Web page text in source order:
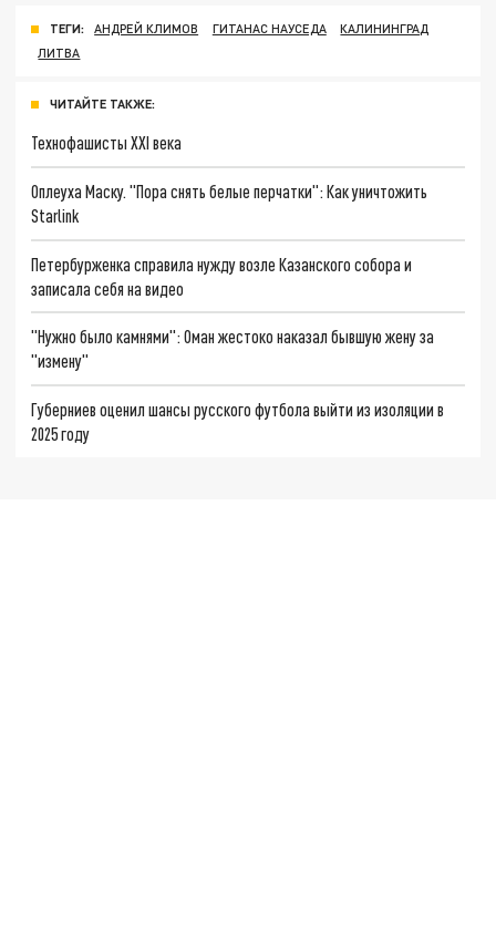
ТЕГИ: АНДРЕЙ КЛИМОВ ГИТАНАС НАУСЕДА
КАЛИНИНГРАД
ЛИТВА
ЧИТАЙТЕ ТАКЖЕ:
Технофашисты XXI века
Оплеуха Маску. "Пора снять белые перчатки": Как уничтожить
Starlink
Петербурженка справила нужду возле Казанского собора и
записала себя на видео
"Нужно было камнями": Оман жестоко наказал бывшую жену за
"измену"
Губерниев оценил шансы русского футбола выйти из изоляции в
2025 году